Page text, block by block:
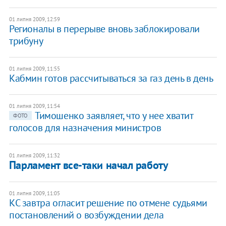
01 липня 2009, 12:59
Регионалы в перерыве вновь заблокировали
трибуну
01 липня 2009, 11:55
Кабмин готов рассчитываться за газ день в день
01 липня 2009, 11:54
ФОТО
Тимошенко заявляет, что у нее хватит
голосов для назначения министров
01 липня 2009, 11:32
Парламент все-таки начал работу
01 липня 2009, 11:05
КС завтра огласит решение по отмене судьями
постановлений о возбуждении дела